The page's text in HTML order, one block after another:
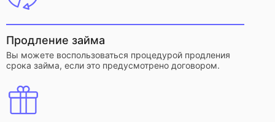
Продление займа
Вы можете воспользоваться процедурой продления
срока займа, если это предусмотрено договором.